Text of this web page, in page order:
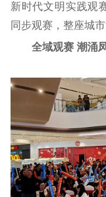
新时代文明实践观
同步观赛，整座城
全域观赛 潮涌